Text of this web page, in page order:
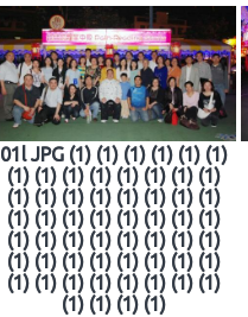
01l JPG (1) (1) (1) (1) (1) (1)
(1) (1) (1) (1) (1) (1) (1) (1)
(1) (1) (1) (1) (1) (1) (1) (1)
(1) (1) (1) (1) (1) (1) (1) (1)
(1) (1) (1) (1) (1) (1) (1) (1)
(1) (1) (1) (1) (1) (1) (1) (1)
(1) (1) (1) (1) (1) (1) (1) (1)
(1) (1) (1) (1)